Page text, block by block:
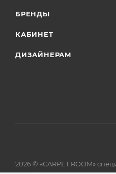
БРЕНДЫ
КАБИНЕТ
ДИЗАЙНЕРАМ
2026 © «CARPET ROOM»